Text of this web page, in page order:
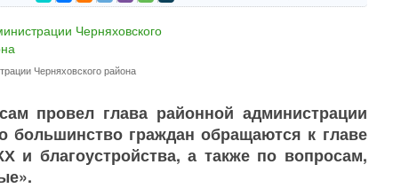
Черняховского района
провел глава районной администрации
большинство граждан обращаются к главе
благоустройства, а также по вопросам,